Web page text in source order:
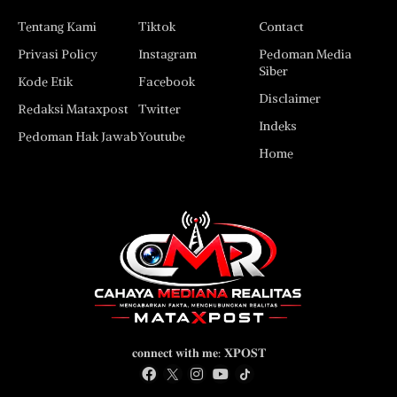
Tentang Kami
Privasi Policy
Kode Etik
Redaksi Mataxpost
Pedoman Hak Jawab
Tiktok
Instagram
Facebook
Twitter
Youtube
Contact
Pedoman Media
Siber
Disclaimer
Indeks
Home
𝐜𝐨𝐧𝐧𝐞𝐜𝐭 𝐰𝐢𝐭𝐡 𝐦𝐞: 𝐗𝐏𝐎𝐒𝐓